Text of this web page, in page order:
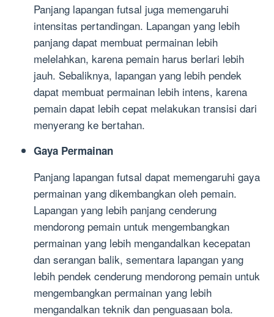
Panjang lapangan futsal juga memengaruhi
intensitas pertandingan. Lapangan yang lebih
panjang dapat membuat permainan lebih
melelahkan, karena pemain harus berlari lebih
jauh. Sebaliknya, lapangan yang lebih pendek
dapat membuat permainan lebih intens, karena
pemain dapat lebih cepat melakukan transisi dari
menyerang ke bertahan.
Gaya Permainan
Panjang lapangan futsal dapat memengaruhi gaya
permainan yang dikembangkan oleh pemain.
Lapangan yang lebih panjang cenderung
mendorong pemain untuk mengembangkan
permainan yang lebih mengandalkan kecepatan
dan serangan balik, sementara lapangan yang
lebih pendek cenderung mendorong pemain untuk
mengembangkan permainan yang lebih
mengandalkan teknik dan penguasaan bola.